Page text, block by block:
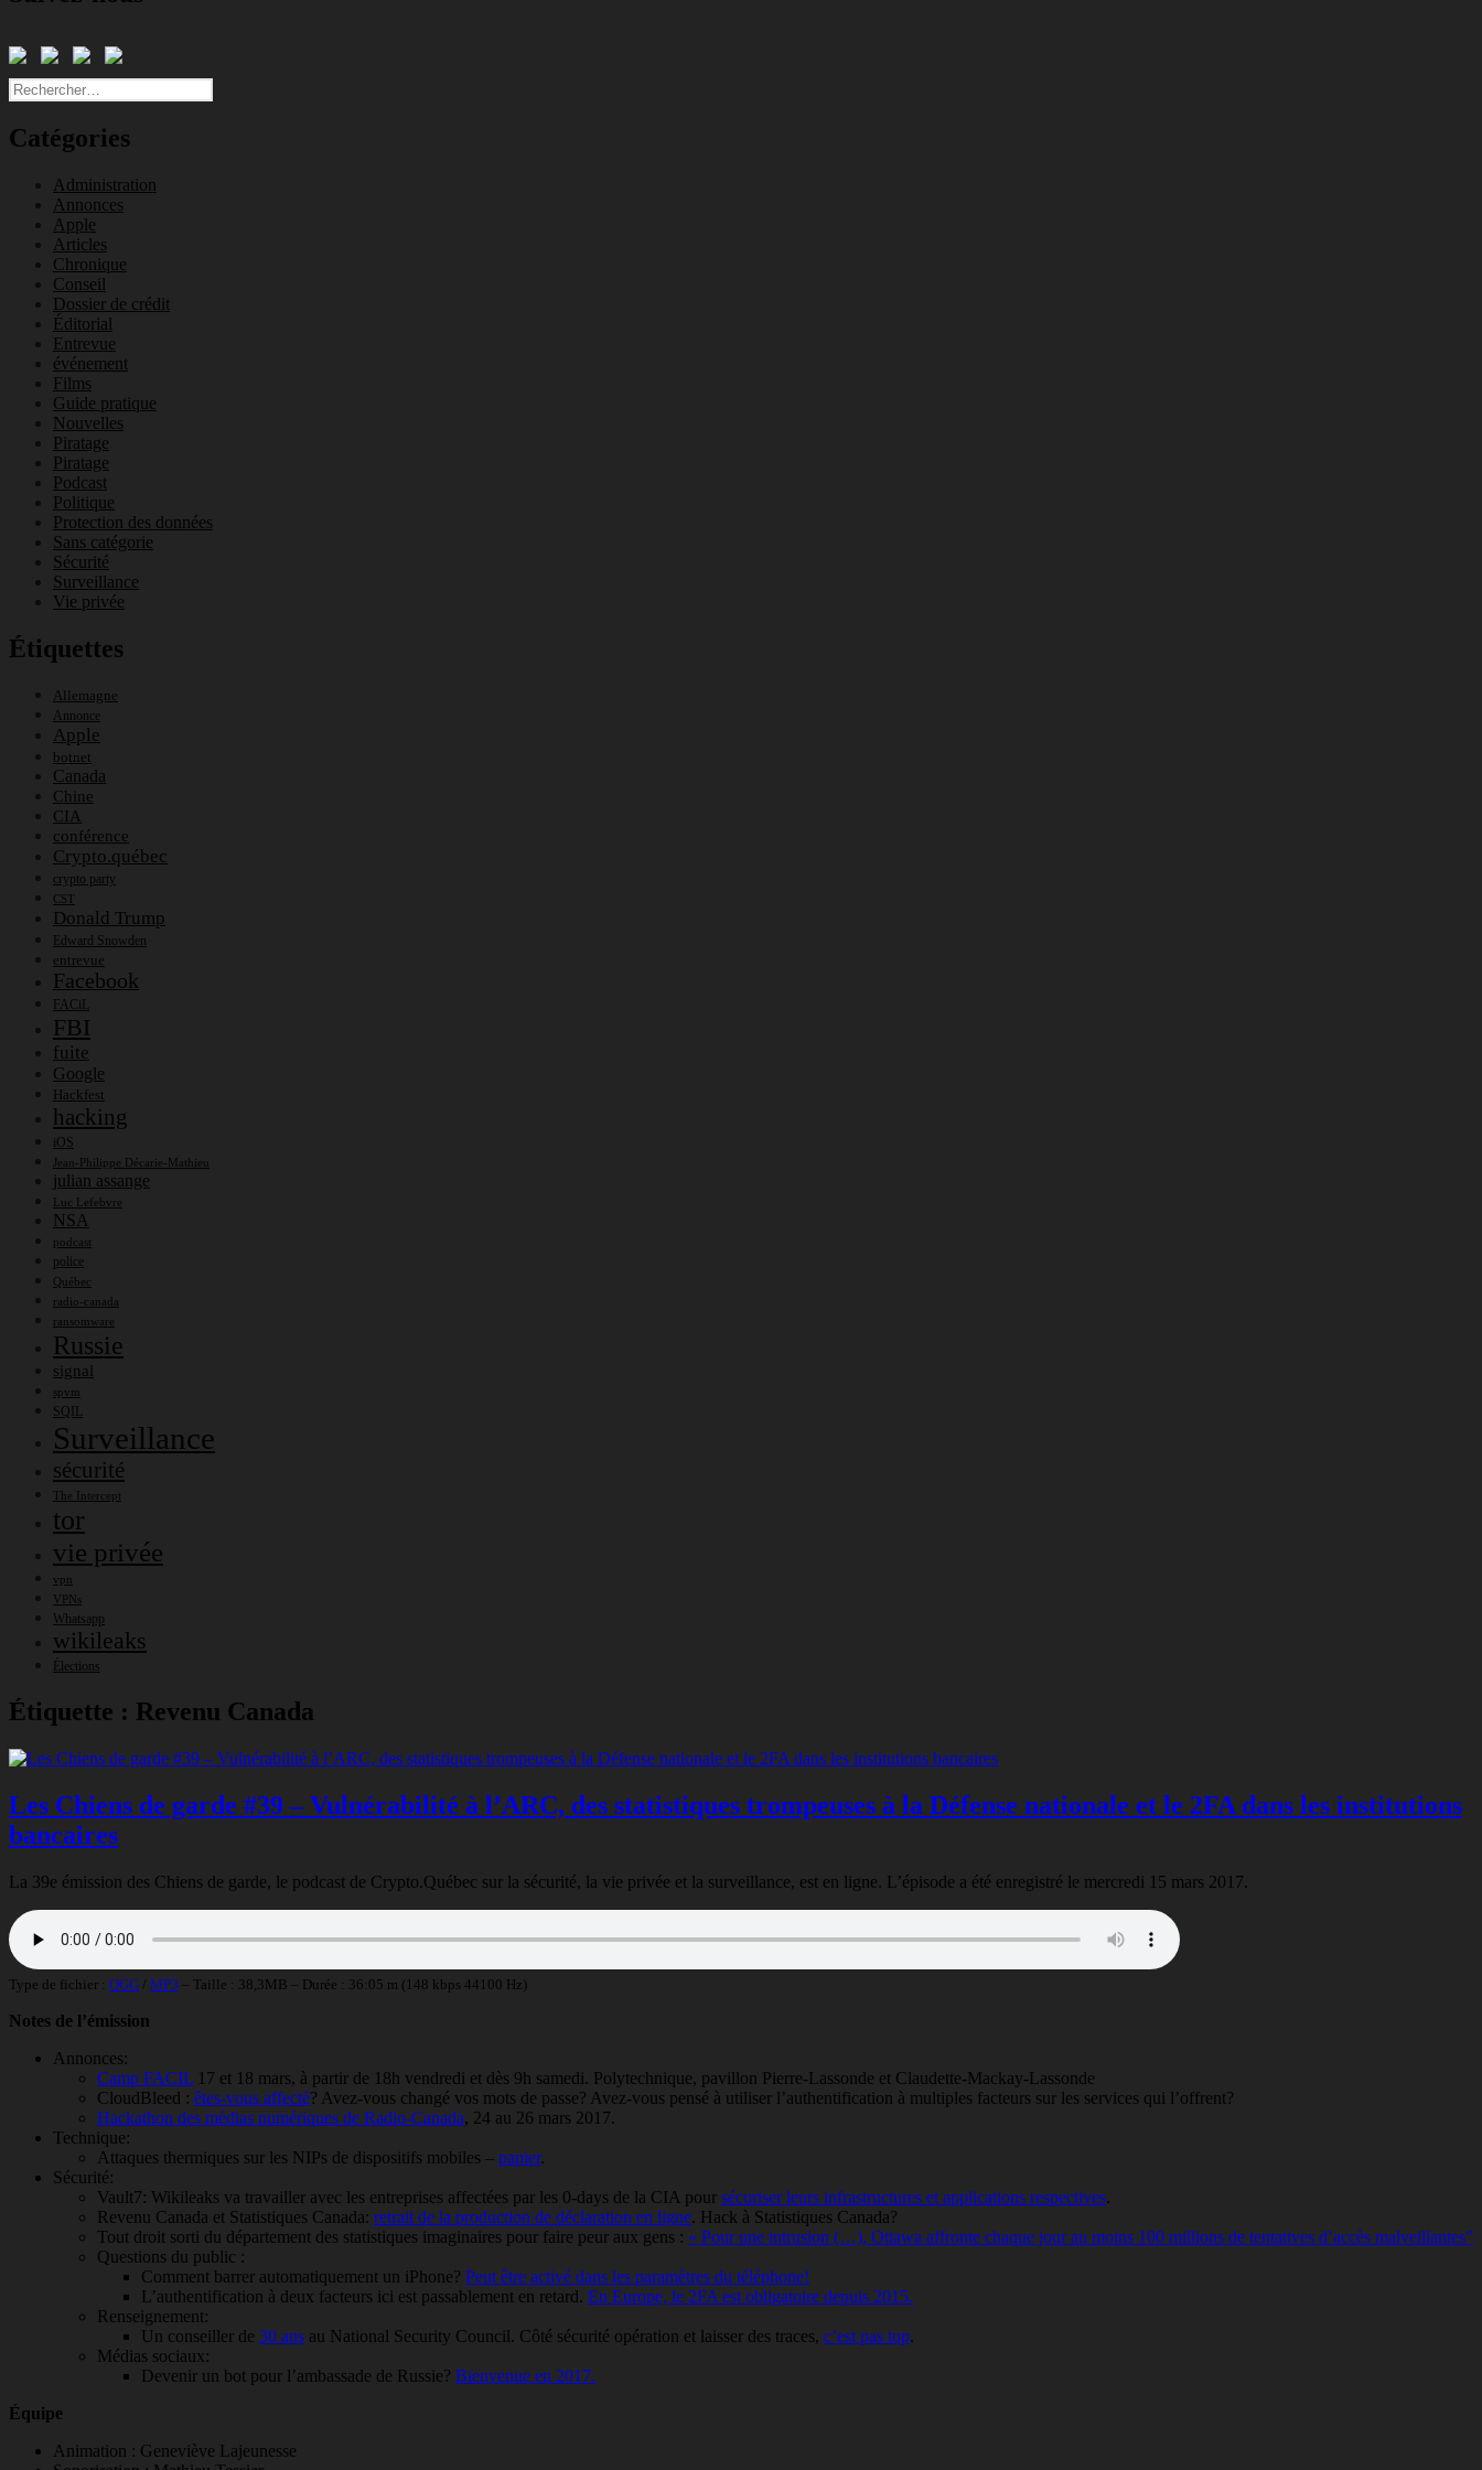
Rechercher :
Catégories
Administration
Annonces
Apple
Articles
Chronique
Conseil
Dossier de crédit
Éditorial
Entrevue
événement
Films
Guide pratique
Nouvelles
Piratage
Piratage
Podcast
Politique
Protection des données
Sans catégorie
Sécurité
Surveillance
Vie privée
Étiquettes
Allemagne
Annonce
Apple
botnet
Canada
Chine
CIA
conférence
Crypto.québec
crypto party
CST
Donald Trump
Edward Snowden
entrevue
Facebook
FACiL
FBI
fuite
Google
Hackfest
hacking
iOS
Jean-Philippe Décarie-Mathieu
julian assange
Luc Lefebvre
NSA
podcast
police
Québec
radio-canada
ransomware
Russie
signal
spvm
SQIL
Surveillance
sécurité
The Intercept
tor
vie privée
vpn
VPNs
Whatsapp
wikileaks
Élections
Étiquette : Revenu Canada
Les Chiens de garde #39 – Vulnérabilité à l’ARC, des statistiques trompeuses à la Défense nationale et le 2FA dans les institutions
bancaires
La 39e émission des Chiens de garde, le podcast de Crypto.Québec sur la sécurité, la vie privée et la surveillance, est en ligne. L’épisode a été enregistré le mercredi 15 mars 2017.
Type de fichier : OGG MP3 – Taille : 38,3MB – Durée : 36:05 m (148 kbps 44100 Hz)
Notes de l’émission
Annonces:
Camp FACIL 17 et 18 mars, à partir de 18h vendredi et dès 9h samedi. Polytechnique, pavillon Pierre-Lassonde et Claudette-Mackay-Lassonde
CloudBleed : êtes-vous affecté? Avez-vous changé vos mots de passe? Avez-vous pensé à utiliser l’authentification à multiples facteurs sur les services qui l’offrent?
Hackathon des médias numériques de Radio-Canada, 24 au 26 mars 2017.
Technique:
Attaques thermiques sur les NIPs de dispositifs mobiles – papier.
Sécurité:
Vault7: Wikileaks va travailler avec les entreprises affectées par les 0-days de la CIA pour sécuriser leurs infrastructures et applications respectives.
Revenu Canada et Statistiques Canada: retrait de la production de déclaration en ligne. Hack à Statistiques Canada?
Tout droit sorti du département des statistiques imaginaires pour faire peur aux gens : « Pour une intrusion (…), Ottawa affronte chaque jour au moins 100 millions de tentatives d’accès malveillantes”
Questions du public :
Comment barrer automatiquement un iPhone? Peut être activé dans les paramètres du téléphone!
L’authentification à deux facteurs ici est passablement en retard. En Europe, le 2FA est obligatoire depuis 2015.
Renseignement:
Un conseiller de 30 ans au National Security Council. Côté sécurité opération et laisser des traces, c’est pas top.
Médias sociaux:
Devenir un bot pour l’ambassade de Russie? Bienvenue en 2017.
Équipe
Animation : Geneviève Lajeunesse